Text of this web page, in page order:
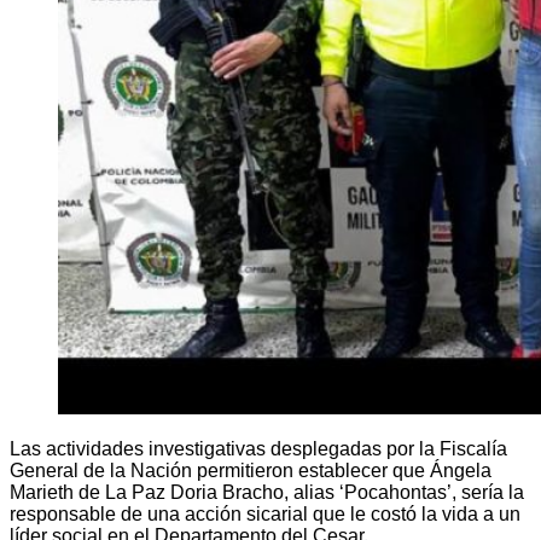
Las actividades investigativas desplegadas por la Fiscalía
General de la Nación permitieron establecer que Ángela
Marieth de La Paz Doria Bracho, alias ‘Pocahontas’, sería la
responsable de una acción sicarial que le costó la vida a un
líder social en el Departamento del Cesar.